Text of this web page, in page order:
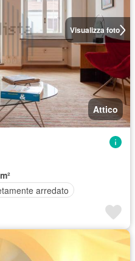
Visualizza foto
Attico
arredato